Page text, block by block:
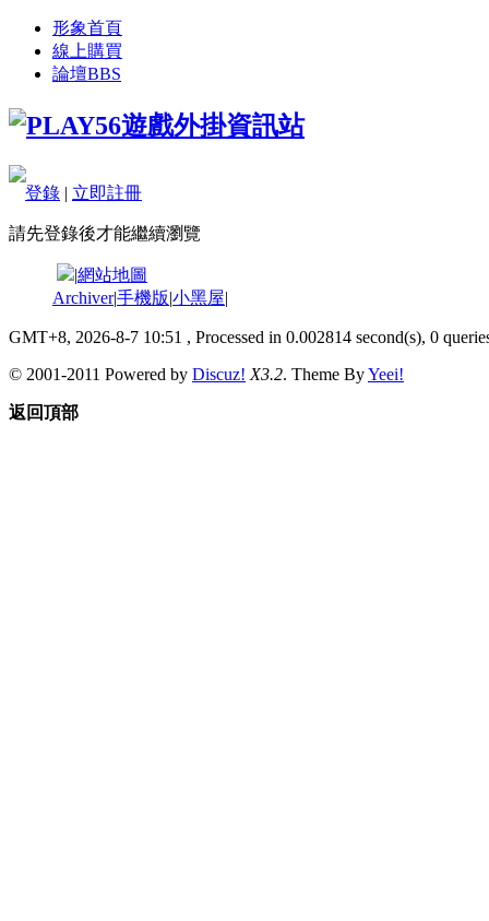
形象首頁
線上購買
論壇BBS
登錄 | 立即註冊
請先登錄後才能繼續瀏覽
|網站地圖
Archiver|手機版|小黑屋|
GMT+8, 2026-8-7 10:51 , Processed in 0.002814 second(s), 0
© 2001-2011 Powered by Discuz! X3.2. Theme ByYeei!
返回頂部